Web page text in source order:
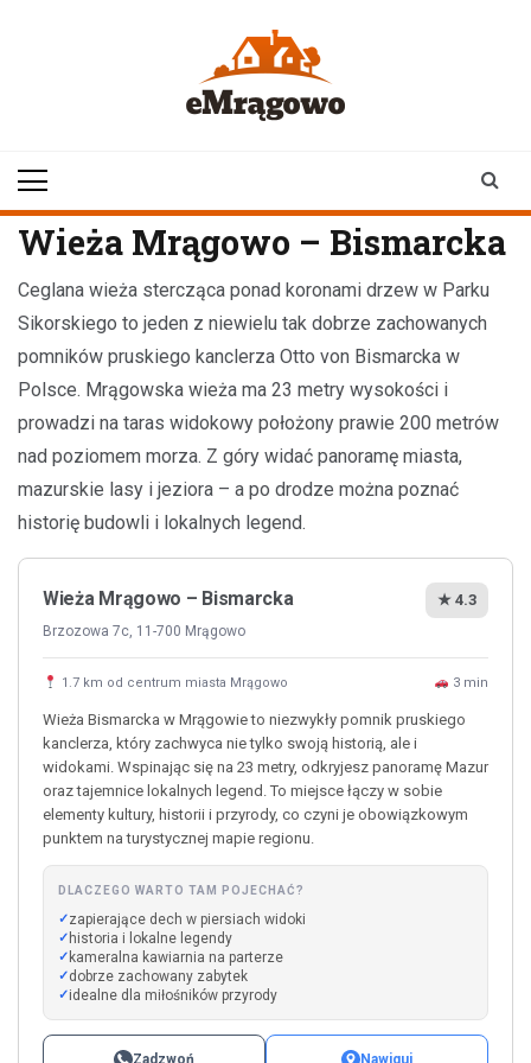
Wieża Mrągowo – Bismarcka
Ceglana wieża stercząca ponad koronami drzew w Parku
Sikorskiego to jeden z niewielu tak dobrze zachowanych
pomników pruskiego kanclerza Otto von Bismarcka w
Polsce. Mrągowska wieża ma 23 metry wysokości i
prowadzi na taras widokowy położony prawie 200 metrów
nad poziomem morza. Z góry widać panoramę miasta,
mazurskie lasy i jeziora – a po drodze można poznać
historię budowli i lokalnych legend.
Wieża Mrągowo – Bismarcka
Brzozowa 7c, 11-700 Mrągowo
★ 4.3
1.7 km od centrum miasta Mrągowo 3 min
Wieża Bismarcka w Mrągowie to niezwykły pomnik pruskiego
kanclerza, który zachwyca nie tylko swoją historią, ale i
widokami. Wspinając się na 23 metry, odkryjesz panoramę Mazur
oraz tajemnice lokalnych legend. To miejsce łączy w sobie
elementy kultury, historii i przyrody, co czyni je obowiązkowym
punktem na turystycznej mapie regionu.
DLACZEGO WARTO TAM POJECHAĆ?
zapierające dech w piersiach widoki
historia i lokalne legendy
kameralna kawiarnia na parterze
dobrze zachowany zabytek
idealne dla miłośników przyrody
Zadzwoń Nawiguj